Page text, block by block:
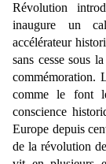
Révolution
inaugure un
accélérateur
sans cesse sous
commémoration.
comme le font
conscience
Europe depuis
de la révolution